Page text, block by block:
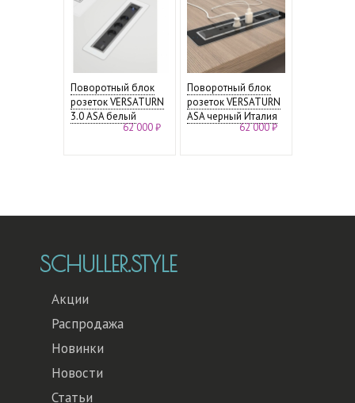
Поворотный блок
розеток VERSATURN
3.0 ASA белый
62 000 ₽
Поворотный блок
розеток VERSATURN
ASA черный Италия
62 000 ₽
SCHULLER.STYLE
Акции
Распродажа
Новинки
Новости
Статьи